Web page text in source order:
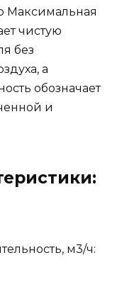
Максимальная
чистую
без
а
обозначает
и
м3/ч: